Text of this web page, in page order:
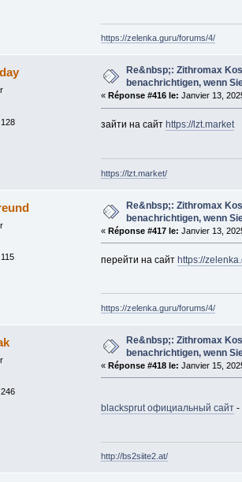
https://zelenka.guru/forums/4/
Re&nbsp;: Zithromax
benachrichtigen, wenn
« Réponse #416 le: Janvier 13,
зайти на сайт https://lzt.market
https://lzt.market/
Re&nbsp;: Zithromax
benachrichtigen, wenn
« Réponse #417 le: Janvier 13,
перейти на сайт https://
https://zelenka.guru/forums/4/
Re&nbsp;: Zithromax
benachrichtigen, wenn
« Réponse #418 le: Janvier 15,
blacksprut официальный сайт-
http://bs2siite2.at/